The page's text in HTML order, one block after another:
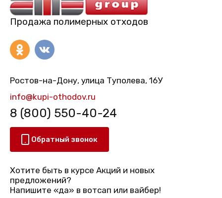
Продажа полимерных отходов
Ростов-на-Дону, улица Туполева, 16У
info@kupi-othodov.ru
8 (800) 550-40-24
Обратный звонок
Хотите быть в курсе Акций и новых
предложений?
Напишите «да» в вотсап или вайбер!